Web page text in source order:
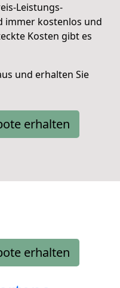
Leistungs-
immer kostenlos und
Kosten gibt es
und erhalten Sie
erhalten
erhalten